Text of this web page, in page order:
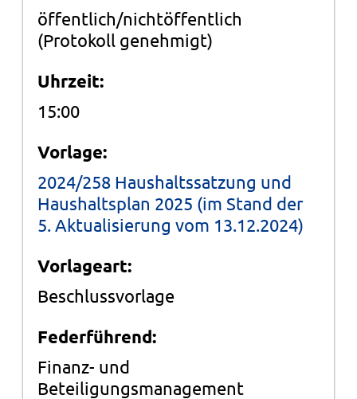
öffentlich/nichtöffentlich
(Protokoll genehmigt)
Uhrzeit:
15:00
Vorlage:
2024/258 Haushaltssatzung und
Haushaltsplan 2025 (im Stand der
5. Aktualisierung vom 13.12.2024)
Vorlageart:
Beschlussvorlage
Federführend:
Finanz- und
Beteiligungsmanagement